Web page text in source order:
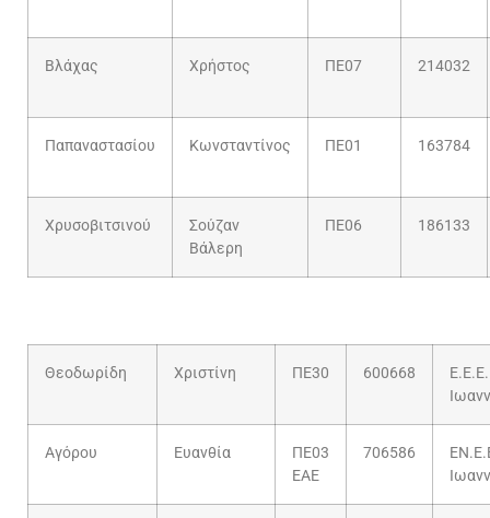
Βλάχας Χρήστος ΠΕ07 214032
Παπαναστασίου Κωνσταντίνος ΠΕ01 163784
Χρυσοβιτσινού
Σούζαν
Βάλερη
ΠΕ06 186133
Θεοδωρίδη Χριστίνη ΠΕ30 600668
Αγόρου Ευανθία
ΠΕ03
ΕΑΕ
706586